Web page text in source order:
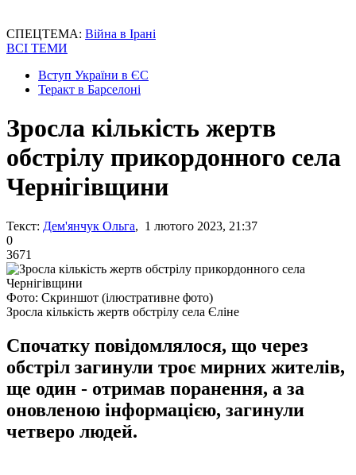
СПЕЦТЕМА: Війна в Ірані
ВСІ ТЕМИ
Вступ України в ЄС
Теракт в Барселоні
Зросла кількість жертв
обстрілу прикордонного села
Чернігівщини
Текст: Дем'янчук Ольга, 1 лютого 2023, 21:37
0
3671
Фото: Скриншот (ілюстративне фото)
Зросла кількість жертв обстрілу села Єліне
Спочатку повідомлялося, що через
обстріл загинули троє мирних жителів,
ще один - отримав поранення, а за
оновленою інформацією, загинули
четверо людей.